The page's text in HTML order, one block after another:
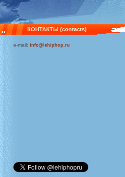
КОНТАКТЫ (contacts)
e-mail: info@lehiphop.ru